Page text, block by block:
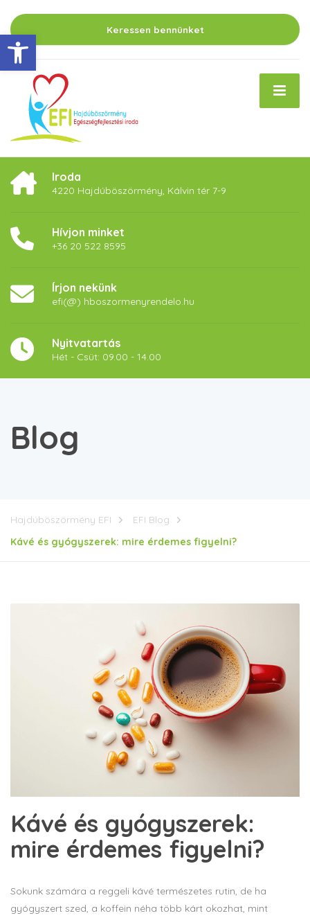
Eszköztár megnyitása
Keressen bennünket
Iroda
4220 Hajdúböszörmény, Kálvin tér 7-9
Hívjon minket
+36 20 522 8595
Írjon nekünk
efi(@) hboszormenyrendelo.hu
Nyitvatartás
Hét - Csüt: 09.00 - 14.00
Blog
Hajdúböszörmény EFI
EFI Blog
Kávé és gyógyszerek: mire érdemes figyelni?
Kávé és gyógyszerek:
mire érdemes figyelni?
Sokunk számára a reggeli kávé természetes rutin, de ha
gyógyszert szed, a koffein néha több kárt okozhat, mint